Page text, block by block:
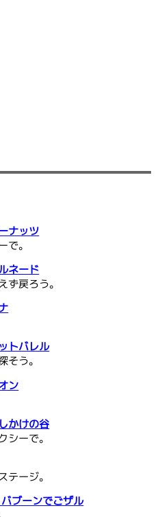
ナッツ
で。
ネード
ず戻ろう。
トバレル
そう。
ン
かけの谷
シーで。
テージ。
ブーンでごザル